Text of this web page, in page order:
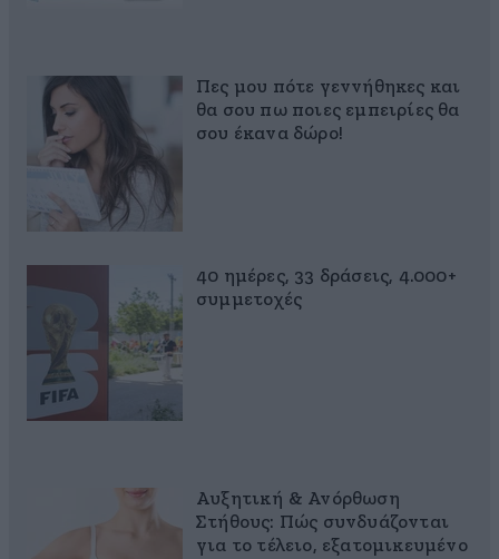
Πες μου πότε γεννήθηκες και
θα σου πω ποιες εμπειρίες θα
σου έκανα δώρο!
40 ημέρες, 33 δράσεις, 4.000+
συμμετοχές
Αυξητική & Ανόρθωση
Στήθους: Πώς συνδυάζονται
για το τέλειο, εξατομικευμένο